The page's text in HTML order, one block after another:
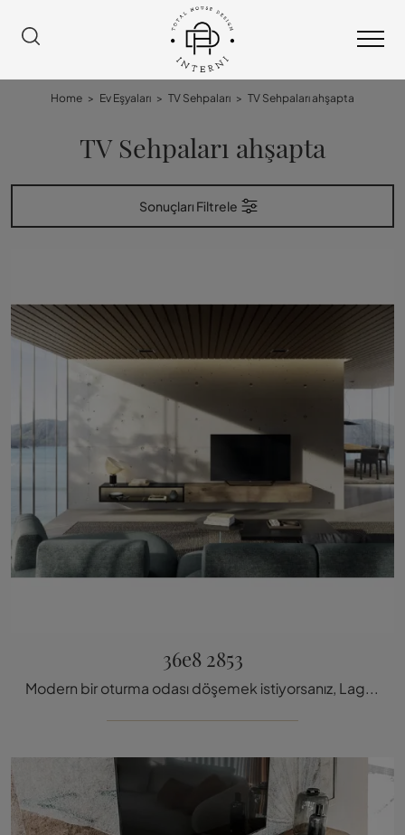
Home > Ev Eşyaları > TV Sehpaları > TV Sehpaları ahşapta
TV Sehpaları ahşapta
Sonuçları Filtrele
36e8 2853
Modern bir oturma odası döşemek istiyorsanız, Lago markasının 36e8 2853 model ahşap TV ünitesini keşfetmek için tıklayın.